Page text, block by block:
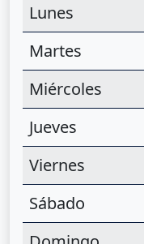
Lunes
Martes
Miércoles
Jueves
Viernes
Sábado